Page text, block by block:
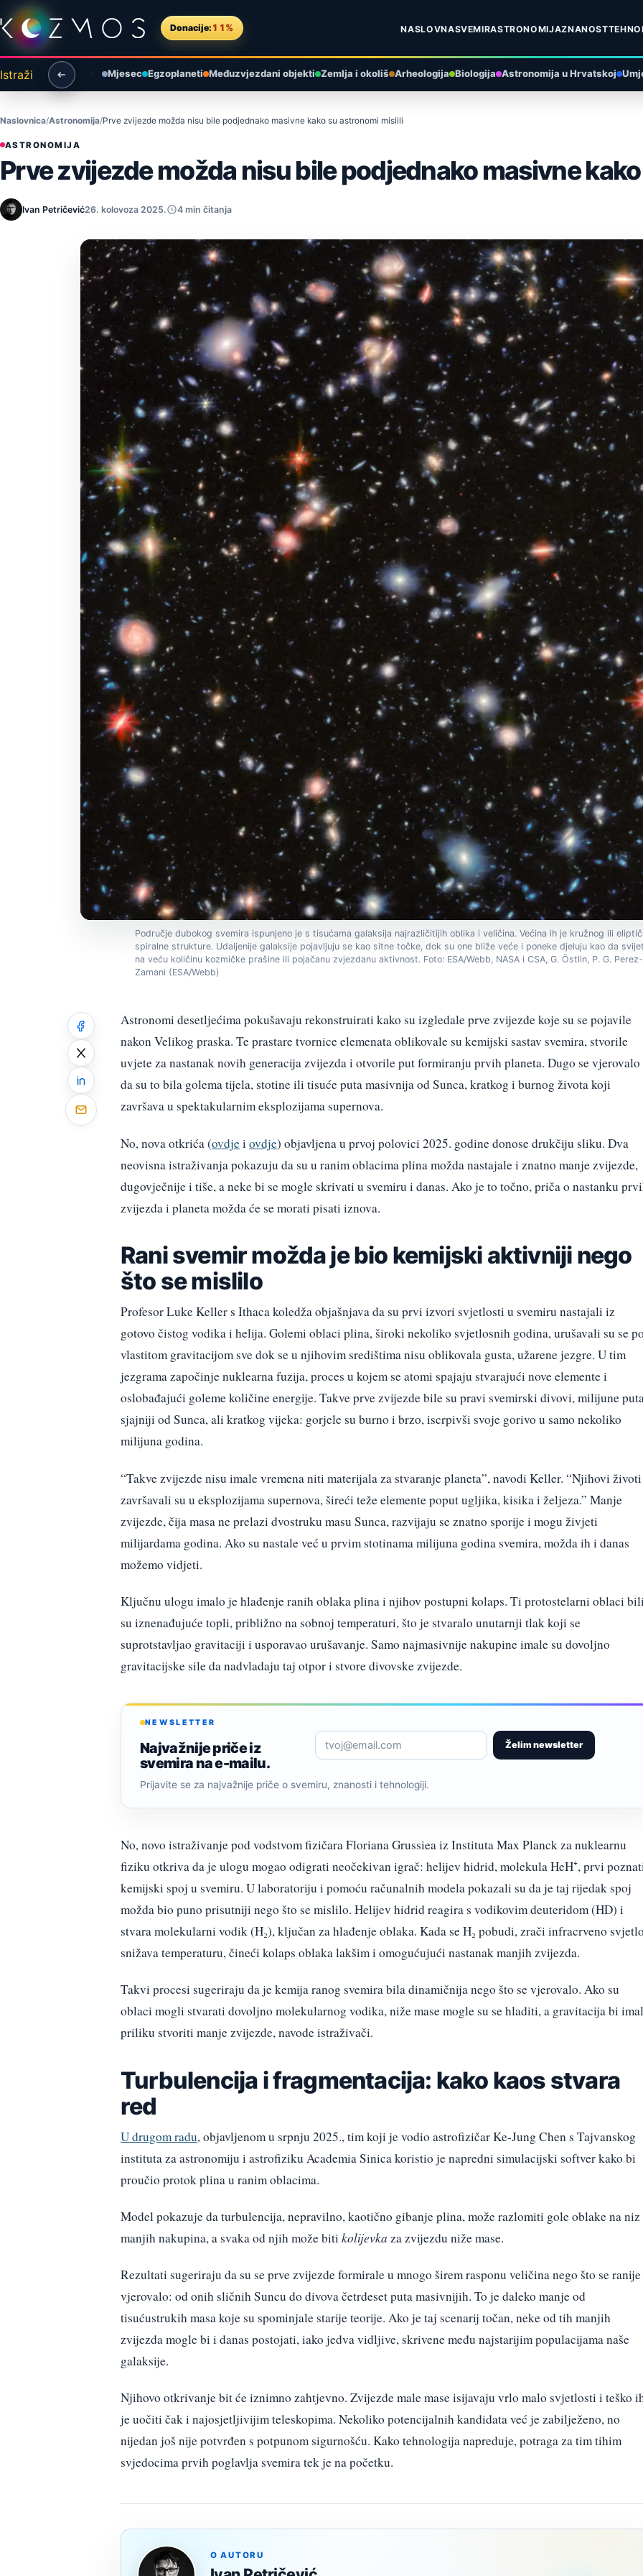
Preskoči na sadržaj
Donacije: 11% NASLOVNASVEMIRASTRONOMIJAZNANOST
Istraži Mjesec Egzoplaneti Međuzvjezdani objekti Zemlja i okoliš Arheologija Biologija Astronomija u Hrvatskoj
Naslovnica Astronomija Prve zvijezde možda nisu bile podjednako masivne kako su astronomi mislili
ASTRONOMIJA
Prve zvijezde možda nisu bile podjednako masivne
Ivan Petričević26. kolovoza 2025. 4 min čitanja
Područje dubokog svemira ispunjeno je s tisućama galaksija najrazličitijih oblika i veličina. Većina ih je kružnog ili
spiralne strukture. Udaljenije galaksije pojavljuju se kao sitne točke, dok su one bliže veće i poneke djeluju kao da
na veću količinu kozmičke prašine ili pojačanu zvjezdanu aktivnost. Foto: ESA/Webb, NASA i CSA, G. Östlin, P. G.
Zamani (ESA/Webb)
Astronomi desetljećima pokušavaju rekonstruirati kako su izgledale prve zvijezde koje su se pojavile
nakon Velikog praska. Te prastare tvornice elemenata oblikovale su kemijski sastav svemira, stvorile
uvjete za nastanak novih generacija zvijezda i otvorile put formiranju prvih planeta. Dugo se vjerovalo
da su to bila golema tijela, stotine ili tisuće puta masivnija od Sunca, kratkog i burnog života koji
završava u spektakularnim eksplozijama supernova.
No, nova otkrića (ovdjei ovdje) objavljena u prvoj polovici 2025. godine donose drukčiju sliku. Dva
neovisna istraživanja pokazuju da su u ranim oblacima plina možda nastajale i znatno manje zvijezde,
dugovječnije i tiše, a neke bi se mogle skrivati u svemiru i danas. Ako je to točno, priča o nastanku
zvijezda i planeta možda će se morati pisati iznova.
Rani svemir možda je bio kemijski aktivniji nego
što se mislilo
Profesor Luke Keller s Ithaca koledža objašnjava da su prvi izvori svjetlosti u svemiru nastajali iz
gotovo čistog vodika i helija. Golemi oblaci plina, široki nekoliko svjetlosnih godina, urušavali su se
vlastitom gravitacijom sve dok se u njihovim središtima nisu oblikovala gusta, užarene jezgre. U tim
jezgrama započinje nuklearna fuzija, proces u kojem se atomi spajaju stvarajući nove elemente i
oslobađajući goleme količine energije. Takve prve zvijezde bile su pravi svemirski divovi, milijune
sjajniji od Sunca, ali kratkog vijeka: gorjele su burno i brzo, iscrpivši svoje gorivo u samo nekoliko
milijuna godina.
“Takve zvijezde nisu imale vremena niti materijala za stvaranje planeta”, navodi Keller. “Njihovi životi
završavali su u eksplozijama supernova, šireći teže elemente poput ugljika, kisika i željeza.” Manje
zvijezde, čija masa ne prelazi dvostruku masu Sunca, razvijaju se znatno sporije i mogu živjeti
milijardama godina. Ako su nastale već u prvim stotinama milijuna godina svemira, možda ih i danas
možemo vidjeti.
Ključnu ulogu imalo je hlađenje ranih oblaka plina i njihov postupni kolaps. Ti protostelarni oblaci
su iznenađujuće topli, približno na sobnoj temperaturi, što je stvaralo unutarnji tlak koji se
suprotstavljao gravitaciji i usporavao urušavanje. Samo najmasivnije nakupine imale su dovoljno
gravitacijske sile da nadvladaju taj otpor i stvore divovske zvijezde.
NEWSLETTER
Najvažnije priče iz
svemira na e-mailu.
Želim newsletter
Prijavite se za najvažnije priče o svemiru, znanosti i tehnologiji.
No, novo istraživanje pod vodstvom fizičara Floriana Grussiea iz Instituta Max Planck za nuklearnu
fiziku otkriva da je ulogu mogao odigrati neočekivan igrač: helijev hidrid, molekula HeH⁺, prvi
kemijski spoj u svemiru. U laboratoriju i pomoću računalnih modela pokazali su da je taj rijedak spoj
možda bio puno prisutniji nego što se mislilo. Helijev hidrid reagira s vodikovim deuteridom (HD) i
stvara molekularni vodik (H₂), ključan za hlađenje oblaka. Kada se H₂ pobudi, zrači infracrveno
snižava temperaturu, čineći kolaps oblaka lakšim i omogućujući nastanak manjih zvijezda.
Takvi procesi sugeriraju da je kemija ranog svemira bila dinamičnija nego što se vjerovalo. Ako su
oblaci mogli stvarati dovoljno molekularnog vodika, niže mase mogle su se hladiti, a gravitacija bi
priliku stvoriti manje zvijezde, navode istraživači.
Turbulencija i fragmentacija: kako kaos stvara
red
U drugom radu, objavljenom u srpnju 2025., tim koji je vodio astrofizičar Ke-Jung Chen s Tajvanskog
instituta za astronomiju i astrofiziku Academia Sinica koristio je napredni simulacijski softver kako bi
proučio protok plina u ranim oblacima.
Model pokazuje da turbulencija, nepravilno, kaotično gibanje plina, može razlomiti gole oblake na niz
manjih nakupina, a svaka od njih može biti kolijevka za zvijezdu niže mase.
Rezultati sugeriraju da su se prve zvijezde formirale u mnogo širem rasponu veličina nego što se ranije
vjerovalo: od onih sličnih Suncu do divova četrdeset puta masivnijih. To je daleko manje od
tisućustrukih masa koje su spominjale starije teorije. Ako je taj scenarij točan, neke od tih manjih
zvijezda mogle bi i danas postojati, iako jedva vidljive, skrivene među najstarijim populacijama naše
galaksije.
Njihovo otkrivanje bit će iznimno zahtjevno. Zvijezde male mase isijavaju vrlo malo svjetlosti i teško
je uočiti čak i najosjetljivijim teleskopima. Nekoliko potencijalnih kandidata već je zabilježeno, no
nijedan još nije potvrđen s potpunom sigurnošću. Kako tehnologija napreduje, potraga za tim tihim
svjedocima prvih poglavlja svemira tek je na početku.
O AUTORU